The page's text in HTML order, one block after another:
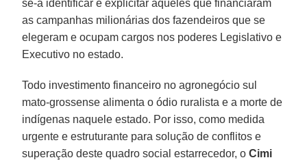
se-á identificar e explicitar aqueles que financiaram
as campanhas milionárias dos fazendeiros que se
elegeram e ocupam cargos nos poderes Legislativo e
Executivo no estado.
Todo investimento financeiro no agronegócio sul
mato-grossense alimenta o ódio ruralista e a morte de
indígenas naquele estado. Por isso, como medida
urgente e estruturante para solução de conflitos e
superação deste quadro social estarrecedor, oCimi